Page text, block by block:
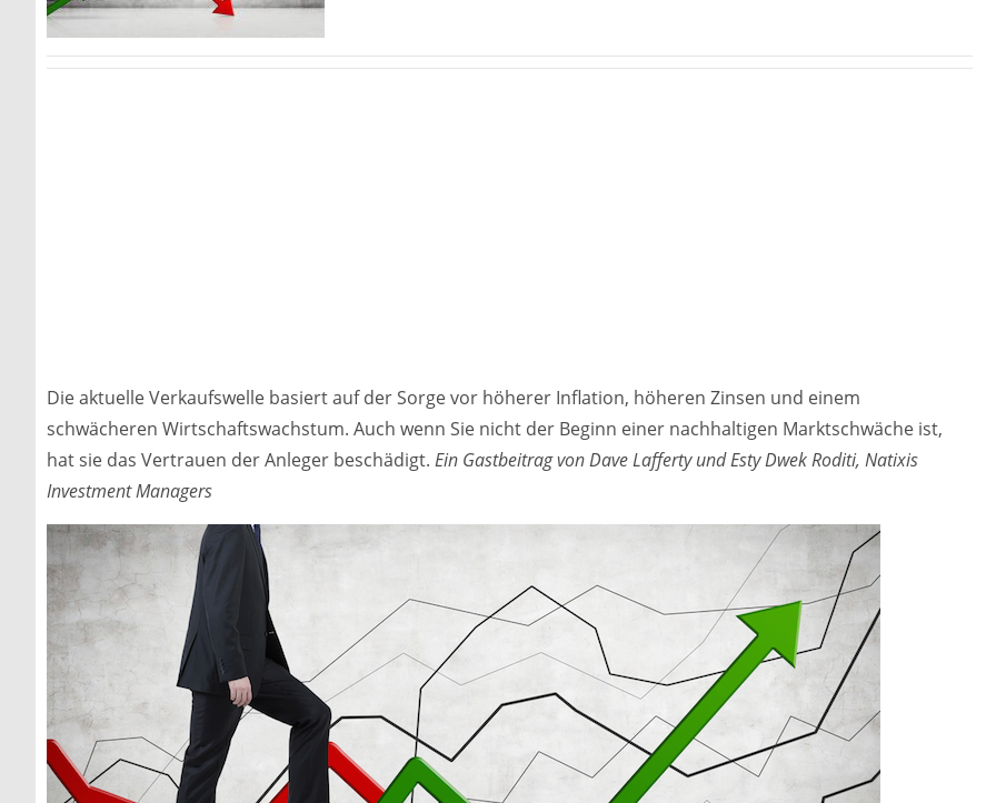
Die aktuelle Verkaufswelle basiert auf der Sorge vor höherer Inflation, höheren Zinsen und einem
schwächeren Wirtschaftswachstum. Auch wenn Sie nicht der Beginn einer nachhaltigen Marktschwäche ist,
hat sie das Vertrauen der Anleger beschädigt. Ein Gastbeitrag von Dave Lafferty und Esty Dwek Roditi, Natixis
Investment Managers